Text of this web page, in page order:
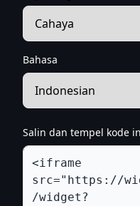
Bahasa
Salin dan tempel kode